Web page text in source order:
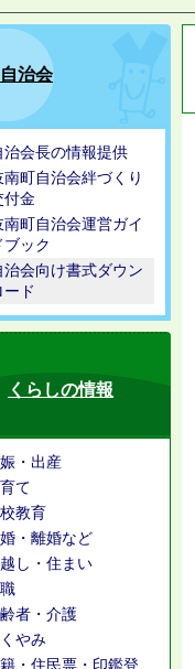
自治会
治会長の情報提供
南町自治会絆づくり
付金
南町自治会運営ガイ
ブック
治会向け書式ダウン
ード
くらしの情報
・出産
て
教育
・離婚など
し・住まい
者・介護
やみ
籍・住民票・印鑑登